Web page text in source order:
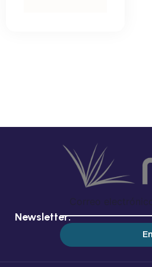
Newsletter: